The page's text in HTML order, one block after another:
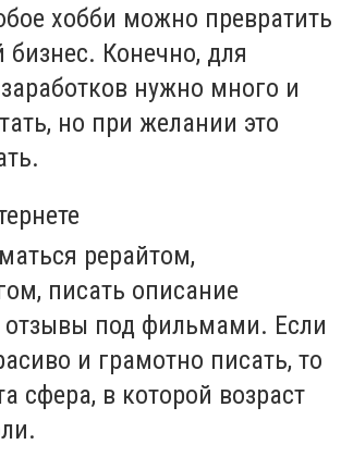
хобби можно превратить
Конечно, для
нужно много и
но при желании это
рерайтом,
писать описание
отзывы под фильмами. Если
и грамотно писать, то
сфера, в которой возраст